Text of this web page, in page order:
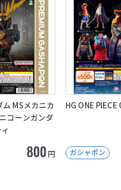
MSメカニカ
コーンガンダ
800円
HG ONE PIECE
ガシャポン